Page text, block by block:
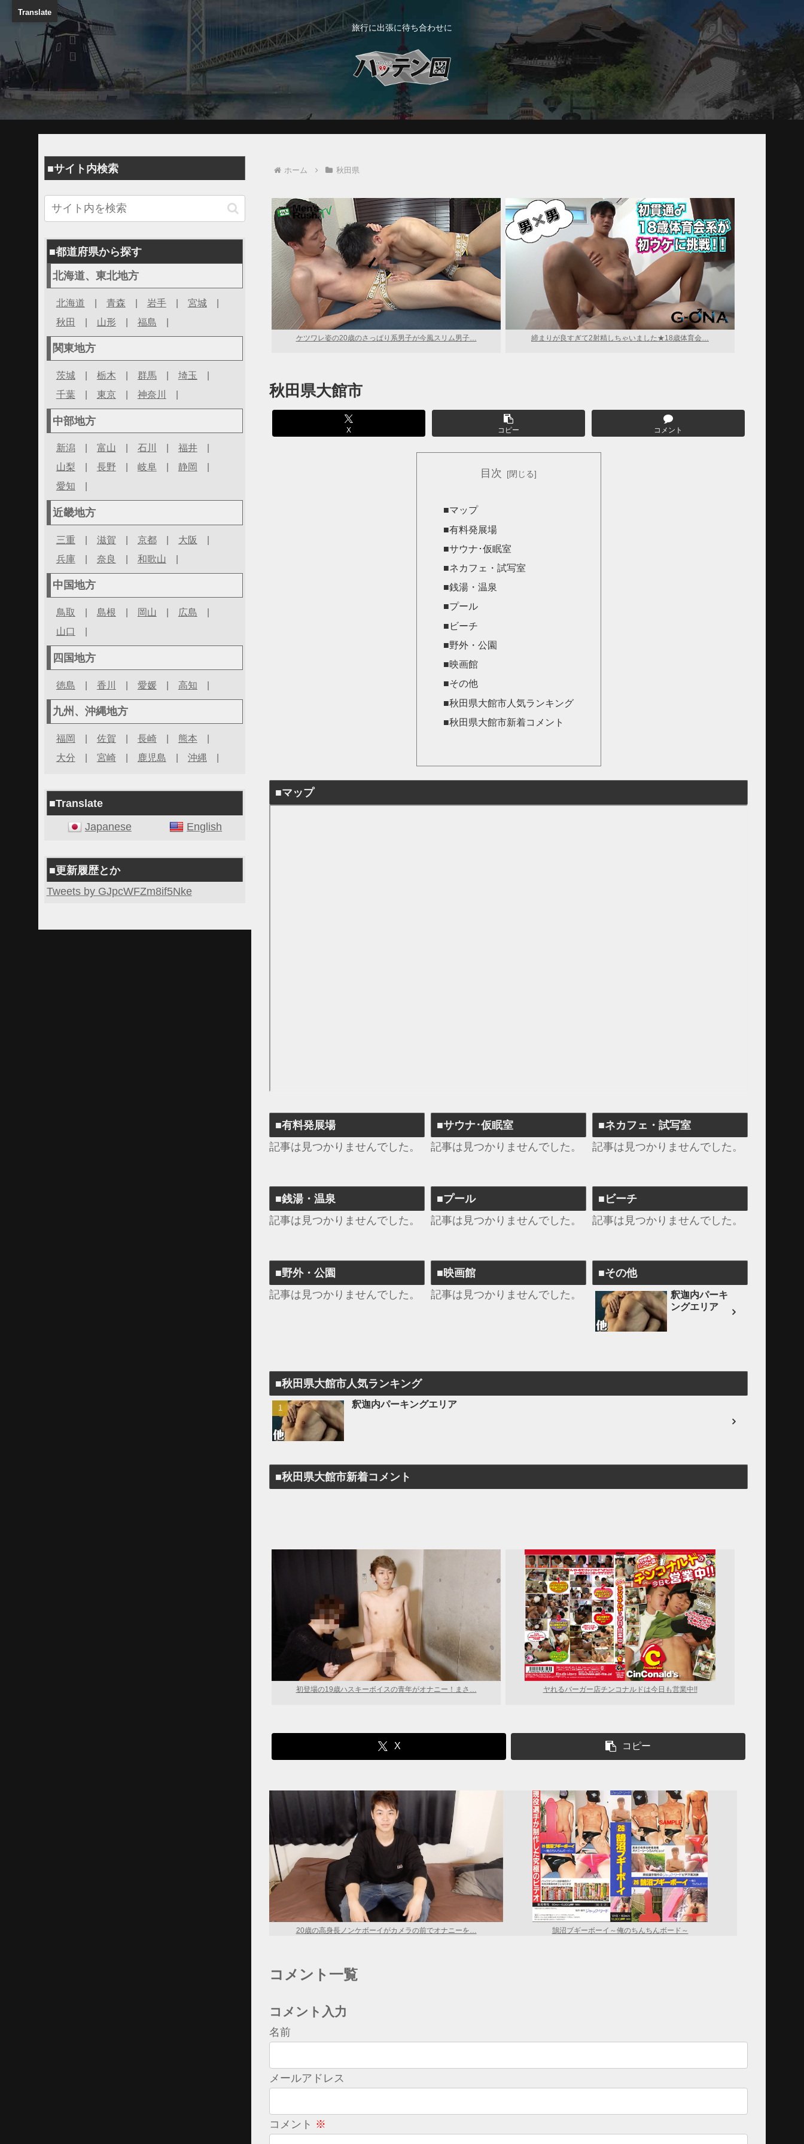
旅行に出張に待ち合わせに
ホーム 秋田県
ケツワレ姿の20歳のさっぱり系男子が今風スリム男子… 締まりが良すぎて2射精しちゃいました★18歳体育会…
秋田県大館市
X コピー コメント
目次
■マップ
■有料発展場
■サウナ･仮眠室
■ネカフェ・試写室
■銭湯・温泉
■プール
■ビーチ
■野外・公園
■映画館
■その他
■秋田県大館市人気ランキング
■秋田県大館市新着コメント
■マップ
■有料発展場
記事は見つかりませんでした。
■サウナ･仮眠室
記事は見つかりませんでした。
■ネカフェ・試写室
記事は見つかりませんでした。
■銭湯・温泉
記事は見つかりませんでした。
■プール
記事は見つかりませんでした。
■ビーチ
記事は見つかりませんでした。
■野外・公園
記事は見つかりませんでした。
■映画館
記事は見つかりませんでした。
■その他
釈迦内パーキ
ングエリア
■秋田県大館市人気ランキング
釈迦内パーキングエリア
■秋田県大館市新着コメント
初登場の19歳ハスキーボイスの青年がオナニー！まさ… ヤれるバーガー店チンコナルドは今日も営業中!!
X コピー
20歳の高身長ノンケボーイがカメラの前でオナニーを… 鵠沼ブギーボーイ～俺のちんちんボード～
コメント一覧
コメント入力
名前
メールアドレス
コメント ※
■サイト内検索
■都道府県から探す
北海道、東北地方
北海道 | 青森 | 岩手| 宮城|
秋田 | 山形 | 福島 |
関東地方
茨城| 栃木 | 群馬 | 埼玉 |
千葉| 東京| 神奈川 |
中部地方
新潟 富山 石川 福井|
山梨
長野 岐阜| 静岡
愛知
近畿地方
三重 | 滋賀 | 京都| 大阪 |
兵庫| 奈良 | 和歌山 |
中国地方
鳥取 | 島根 | 岡山 | 広島 |
山口 |
四国地方
徳島 | 香川 | 愛媛| 高知 |
九州、沖縄地方
福岡 | 佐賀 | 長崎| 熊本 |
大分 | 宮崎| 鹿児島 | 沖縄 |
■Translate
Japanese
English
■更新履歴とか
Tweets by GJpcWFZm8if5Nke
Translate